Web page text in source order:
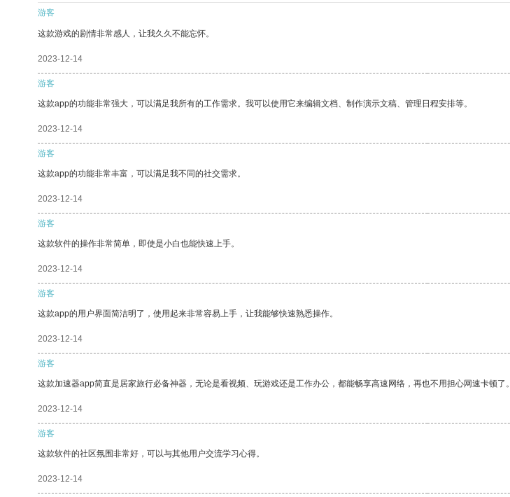
游客
这款游戏的剧情非常感人，让我久久不能忘怀。
2023-12-14
游客
这款app的功能非常强大，可以满足我所有的工作需求。我可以使用它来编辑文档、制作演示文稿、管理日程安排等。
2023-12-14
游客
这款app的功能非常丰富，可以满足我不同的社交需求。
2023-12-14
游客
这款软件的操作非常简单，即使是小白也能快速上手。
2023-12-14
游客
这款app的用户界面简洁明了，使用起来非常容易上手，让我能够快速熟悉操作。
2023-12-14
游客
这款加速器app简直是居家旅行必备神器，无论是看视频、玩游戏还是工作办公，都能畅享高速网络，再也不用担心网速卡顿了。
2023-12-14
游客
这款软件的社区氛围非常好，可以与其他用户交流学习心得。
2023-12-14